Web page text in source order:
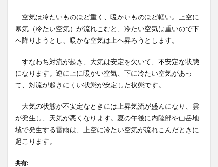
空気は冷たいものほど重く、暖かいものほど軽い。上空に
寒気（冷たい空気）が流れこむと、冷たい空気は重いので下
へ降りようとし、暖かな空気は上へ昇ろうとします。
すなわち対流が起き、大気は安定を欠いて、不安定な状態
になります。逆に上に暖かい空気、下に冷たい空気があっ
て、対流が起きにくい状態が安定した状態です。
大気の状態が不安定なときには上昇気流が盛んになり、雲
が発生し、天気が悪くなります。夏の午後に内陸部や山岳地
域で発生する雷雨は、上空に冷たい空気が流れこんだときに
起こります。
共有: